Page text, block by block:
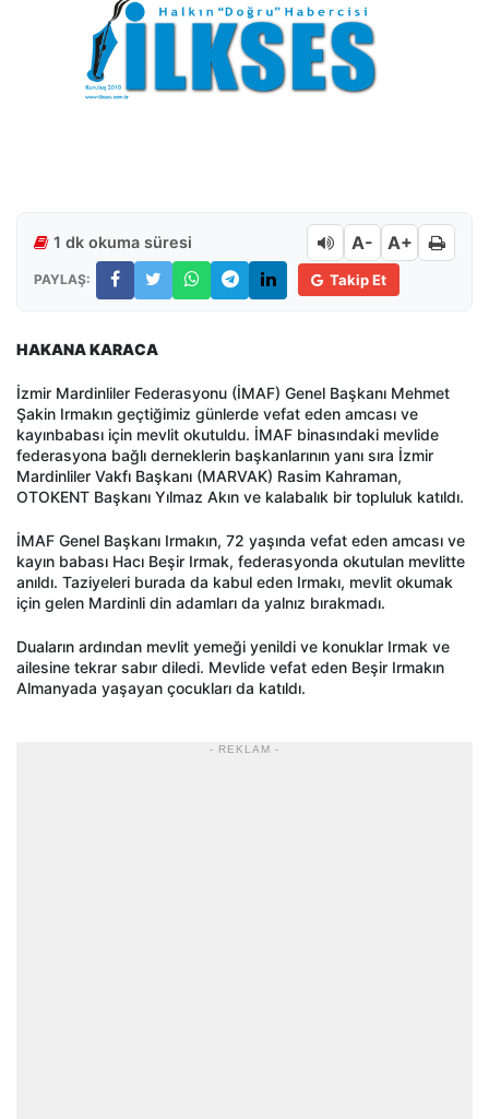
1 dk okuma süresi A- A+
PAYLAŞ: Takip Et
HAKANA KARACA
İzmir Mardinliler Federasyonu (İMAF) Genel Başkanı Mehmet
Şakin Irmakın geçtiğimiz günlerde vefat eden amcası ve
kayınbabası için mevlit okutuldu. İMAF binasındaki mevlide
federasyona bağlı derneklerin başkanlarının yanı sıra İzmir
Mardinliler Vakfı Başkanı (MARVAK) Rasim Kahraman,
OTOKENT Başkanı Yılmaz Akın ve kalabalık bir topluluk katıldı.
İMAF Genel Başkanı Irmakın, 72 yaşında vefat eden amcası ve
kayın babası Hacı Beşir Irmak, federasyonda okutulan mevlitte
anıldı. Taziyeleri burada da kabul eden Irmakı, mevlit okumak
için gelen Mardinli din adamları da yalnız bırakmadı.
Duaların ardından mevlit yemeği yenildi ve konuklar Irmak ve
ailesine tekrar sabır diledi. Mevlide vefat eden Beşir Irmakın
Almanyada yaşayan çocukları da katıldı.
- REKLAM -